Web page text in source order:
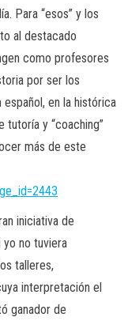
Para “esos” y los
al destacado
como profesores
por ser los
en la histórica
y “coaching”
más de este
iniciativa de
yo no tuviera
talleres,
interpretación el
ganador de